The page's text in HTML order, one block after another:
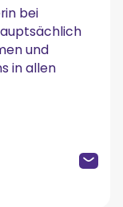
bei
und
in allen